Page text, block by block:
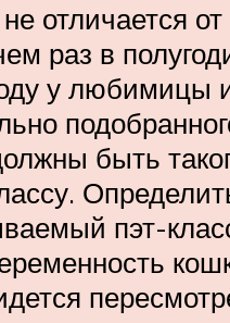
отличается
раз в
у любимицы
быть
пэт-